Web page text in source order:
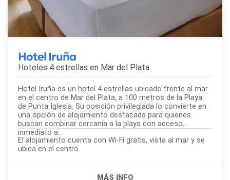
Hotel Iruña
Hoteles 4 estrellas en Mar del Plata
Hotel Iruña es un hotel 4 estrellas ubicado frente al mar
en el centro de Mar del Plata, a 100 metros de la Playa
de Punta Iglesia. Su posición privilegiada lo convierte en
una opción de alojamiento destacada para quienes
buscan combinar cercanía a la playa con acceso
inmediato a...
El alojamiento cuenta con Wi-Fi gratis, vista al mar y se
ubica en el centro.